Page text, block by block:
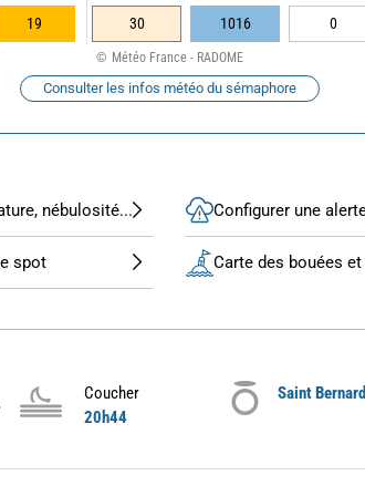
19 30 1016 0
Météo France - RADOME
Consulter les infos météo du sémaphore
nébulosité...
spot
Configurer une
Carte des bouées
Coucher
20h44
Saint Bernard